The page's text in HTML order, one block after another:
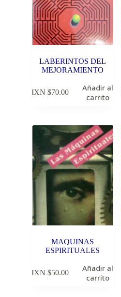
LABERINTOS DEL
MEJORAMIENTO
MXN $70.00
Añadir al
carrito
MAQUINAS
ESPIRITUALES
MXN $50.00
Añadir al
carrito